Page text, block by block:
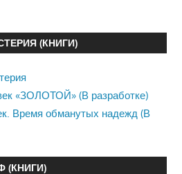
(КНИГИ)
«ЗОЛОТОЙ» (В разработке)
Время обманутых надежд (В
(КНИГИ)